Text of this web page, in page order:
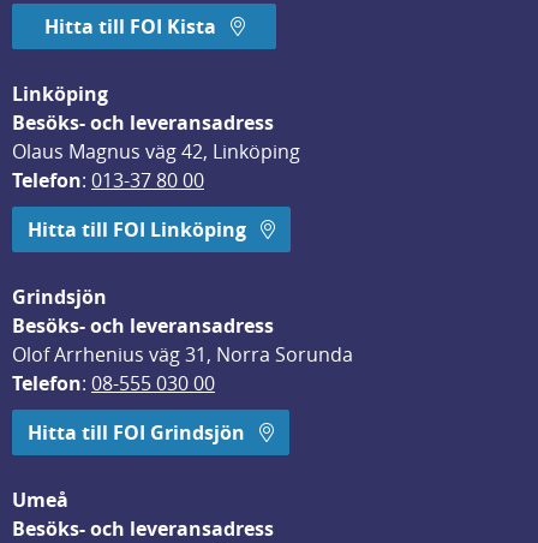
Hitta till FOI Kista
Linköping
Besöks- och leveransadress
Olaus Magnus väg 42, Linköping
Telefon: 013-37 80 00
Hitta till FOI Linköping
Grindsjön
Besöks- och leveransadress
Olof Arrhenius väg 31, Norra Sorunda
Telefon: 08-555 030 00
Hitta till FOI Grindsjön
Umeå
Besöks- och leveransadress